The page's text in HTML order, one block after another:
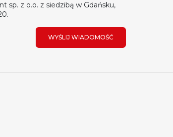
sp. z o.o. z siedzibą w Gdańsku,
WYŚLIJ WIADOMOŚĆ